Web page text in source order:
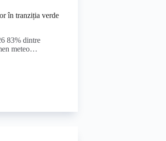
în tranziția verde
83% dintre
meteo…